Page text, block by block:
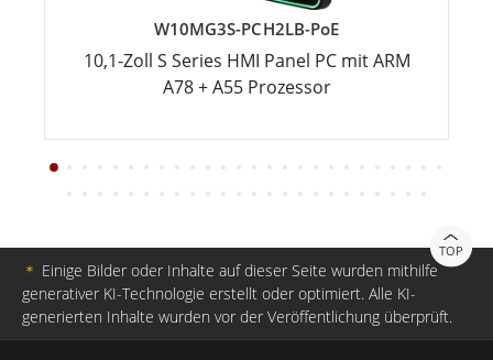
W10MG3S-PCH2LB-PoE
10,1-Zoll S Series HMI Panel PC mit ARM
A78 + A55 Prozessor
TOP
＊ Einige Bilder oder Inhalte auf dieser Seite wurden mithilfe
generativer KI-Technologie erstellt oder optimiert. Alle KI-
generierten Inhalte wurden vor der Veröffentlichung überprüft.